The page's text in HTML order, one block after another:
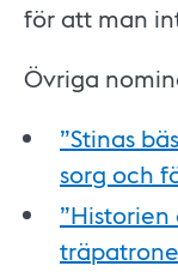
för att man
Övriga
”Stinas
sorg och